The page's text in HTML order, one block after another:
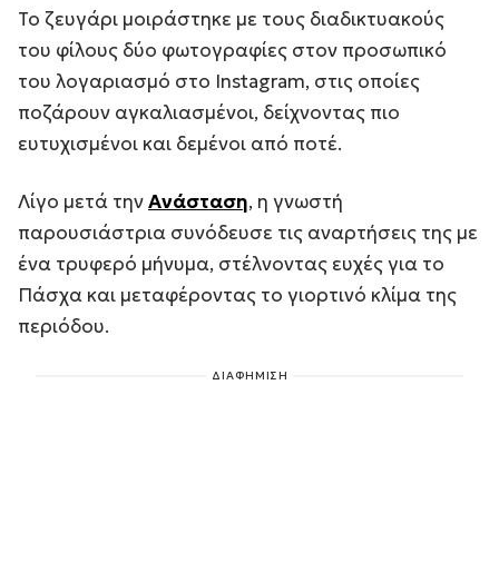
Το ζευγάρι μοιράστηκε με τους διαδικτυακούς
του φίλους δύο φωτογραφίες στον προσωπικό
του λογαριασμό στο Instagram, στις οποίες
ποζάρουν αγκαλιασμένοι, δείχνοντας πιο
ευτυχισμένοι και δεμένοι από ποτέ.
Λίγο μετά τηνΑνάσταση, η γνωστή
παρουσιάστρια συνόδευσε τις αναρτήσεις της με
ένα τρυφερό μήνυμα, στέλνοντας ευχές για το
Πάσχα και μεταφέροντας το γιορτινό κλίμα της
περιόδου.
ΔΙΑΦΗΜΙΣΗ